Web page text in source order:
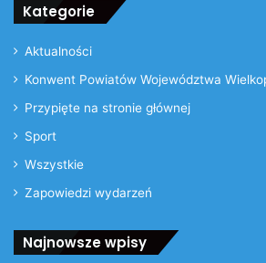
Kategorie
Aktualności
Konwent Powiatów Województwa
Przypięte na stronie głównej
Sport
Wszystkie
Zapowiedzi wydarzeń
Najnowsze wpisy